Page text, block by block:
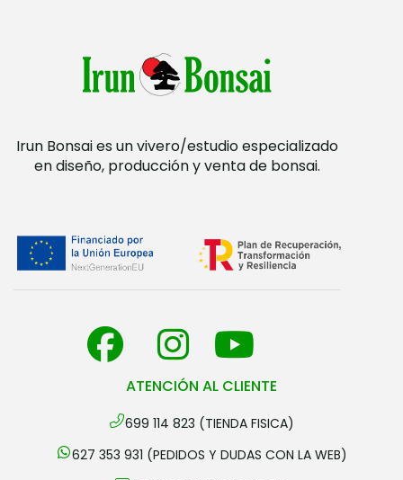
Irun Bonsai es un vivero/estudio especializado
en diseño, producción y venta de bonsai.
ATENCIÓN AL CLIENTE
699 114 823 (TIENDA FISICA)
627 353 931 (PEDIDOS Y DUDAS CON LA WEB)